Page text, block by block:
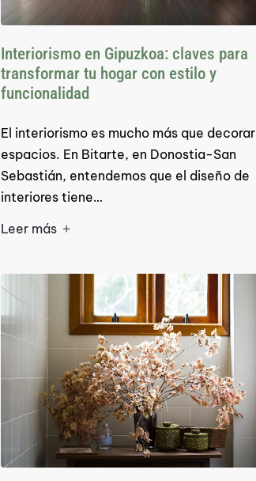
Interiorismo en Gipuzkoa: claves para
transformar tu hogar con estilo y
funcionalidad
El interiorismo es mucho más que decorar
espacios. En Bitarte, en Donostia-San
Sebastián, entendemos que el diseño de
interiores tiene…
Leer más